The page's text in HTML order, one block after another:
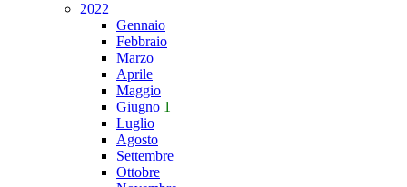
2022
Gennaio
Febbraio
Marzo
Aprile
Maggio
Giugno 1
Luglio
Agosto
Settembre
Ottobre